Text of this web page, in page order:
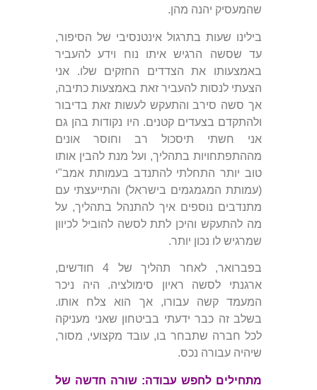
שהמעסיק יהנה מהן.
בילינו שעות בתרגול אינטנסיבי של הסיפור,
עד שסשה הרגיש איתו נוח וידע להעביר
באמצעותו את הצדדים החזקים שלו. אני
הצעתי לנסות להעביר זאת באמצעות כתיבה,
אך סשה סירב והתעקש לעשות זאת בדיבור
ולהתקדם בצעדים קטנים. היו נקודות בהן גם
אני חשתי תיסכול רב וחוסר אונים
מההתפתחויות בתהליך, ועל מנת להבין אותו
טוב יותר התחלתי להתנדב בעמותת אמב"י
(עמותת המגמגמים בישראל) והתייעצתי עם
מתנדבים נוספים איך להתנהל בתהליך, על
מה להתעקש והיכן לתת לסשה להוביל לכיוון
שמרגיש לו נכון יותר.
בפברואר, לאחר תהליך של 4 חודשים,
ארגנתי לסשה ראיון סימולציה. היה ניכר
המעמד קשה עבורו, אך הוא צלח אותו.
בשלב זה כבר ידעתי בביטחון שאני מעניקה
לכל חברה שתבחר בו, עובד מקצועי, מסור,
שיהיה עבורה נכס.
מתחילים לחפש עבודה: שורה חדשה של